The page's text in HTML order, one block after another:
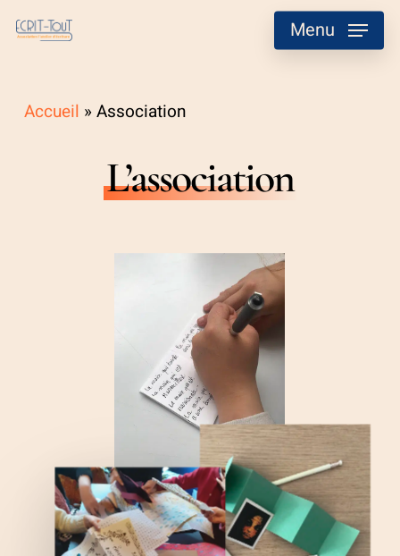
Skip
content
Menu
Accueil »Association
L’association